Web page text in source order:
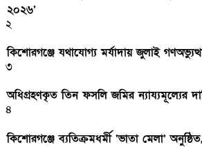
২০২৬’
২
কিশোরগঞ্জে যথাযোগ্য মর্যাদায় জুলাই
৩
অধিগ্রহণকৃত তিন ফসলি জমির ন্যায্যমূল্যের
৪
কিশোরগঞ্জে ব্যতিক্রমধর্মী ‘ভাতা মেলা’